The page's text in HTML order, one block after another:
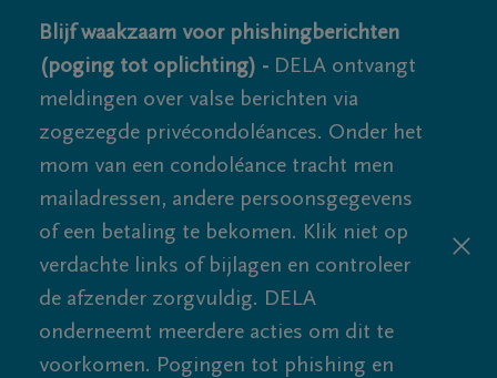
Blijf waakzaam voor phishingberichten
(poging tot oplichting) - DELA ontvangt
meldingen over valse berichten via
zogezegde privécondoléances. Onder het
mom van een condoléance tracht men
mailadressen, andere persoonsgegevens
of een betaling te bekomen. Klik niet op
verdachte links of bijlagen en controleer
de afzender zorgvuldig. DELA
onderneemt meerdere acties om dit te
voorkomen. Pogingen tot phishing en